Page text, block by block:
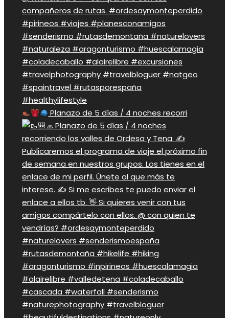
Planazo de 5 días / 4 noches recorri